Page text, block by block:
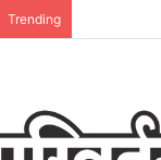
Trending